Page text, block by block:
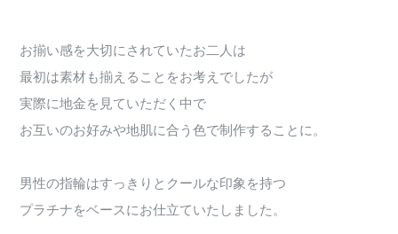
お揃い感を大切にされていたお二人は
最初は素材も揃えることをお考えでしたが
実際に地金を見ていただく中で
お互いのお好みや地肌に合う色で制作することに。
男性の指輪はすっきりとクールな印象を持つ
プラチナをベースにお仕立ていたしました。